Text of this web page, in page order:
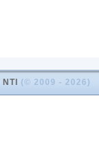
NTI (© 2009 - 2026)